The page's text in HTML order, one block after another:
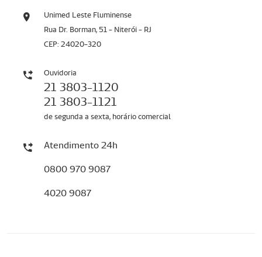
Unimed Leste Fluminense
Rua Dr. Borman, 51 - Niterói - RJ
CEP: 24020-320
Ouvidoria
21 3803-1120
21 3803-1121
de segunda a sexta, horário comercial
Atendimento 24h
0800 970 9087
4020 9087